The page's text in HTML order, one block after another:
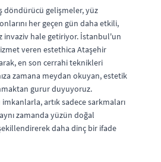
döndürücü gelişmeler, yüz
her geçen gün daha etkili,
invaziv hale getiriyor. İstanbul'un
veren estethica Ataşehir
en son cerrahi teknikleri
zamana meydan okuyan, estetik
gurur duyuyoruz.
artık sadece sarkmaları
zamanda yüzün doğal
daha dinç bir ifade